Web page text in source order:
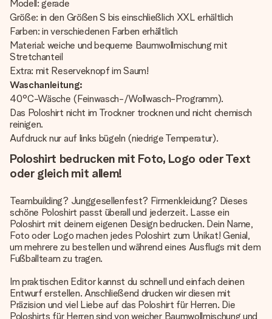
Modell: gerade
Größe: in den Größen S bis einschließlich XXL erhältlich
Farben: in verschiedenen Farben erhältlich
Material: weiche und bequeme Baumwollmischung mit
Stretchanteil
Extra: mit Reserveknopf im Saum!
Waschanleitung:
40°C-Wäsche (Feinwasch-/Wollwasch-Programm).
Das Poloshirt nicht im Trockner trocknen und nicht chemisch
reinigen.
Aufdruck nur auf links bügeln (niedrige Temperatur).
Poloshirt bedrucken mit Foto, Logo oder Text
oder gleich mit allem!
Teambuilding? Junggesellenfest? Firmenkleidung? Dieses
schöne Poloshirt passt überall und jederzeit. Lasse ein
Poloshirt mit deinem eigenen Design bedrucken. Dein Name,
Foto oder Logo machen jedes Poloshirt zum Unikat! Genial,
um mehrere zu bestellen und während eines Ausflugs mit dem
Fußballteam zu tragen.
Im praktischen Editor kannst du schnell und einfach deinen
Entwurf erstellen. Anschließend drucken wir diesen mit
Präzision und viel Liebe auf das Poloshirt für Herren. Die
Poloshirts für Herren sind von weicher Baumwollmischung und